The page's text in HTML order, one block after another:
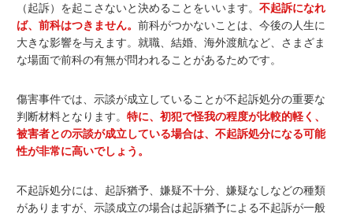
（起訴）を起こさないと決めることをいいます。不起訴になれ
ば、前科はつきません。前科がつかないことは、今後の人生に
大きな影響を与えます。就職、結婚、海外渡航など、さまざま
な場面で前科の有無が問われることがあるためです。
傷害事件では、示談が成立していることが不起訴処分の重要な
判断材料となります。特に、初犯で怪我の程度が比較的軽く、
被害者との示談が成立している場合は、不起訴処分になる可能
性が非常に高いでしょう。
不起訴処分には、起訴猶予、嫌疑不十分、嫌疑なしなどの種類
がありますが、示談成立の場合は起訴猶予による不起訴が一般